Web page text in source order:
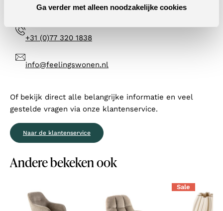
Ga verder met alleen noodzakelijke cookies
Contactformulier
+31 (0)77 320 1838
info@feelingswonen.nl
Of bekijk direct alle belangrijke informatie en veel
gestelde vragen via onze klantenservice.
Naar de klantenservice
Andere bekeken ook
Sale